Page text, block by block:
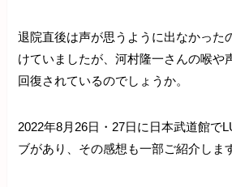
退院直後は声が思うように出なかった
けていましたが、河村隆一さんの喉や
回復されているのでしょうか。
2022年8月26日・27日に日本武道館で
ブがあり、その感想も一部ご紹介しま